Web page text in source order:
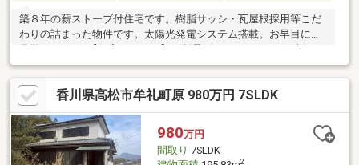
築８年の薪ストーブ付住宅です。樹脂サッシ・瓦屋根採用等こだ
わりの詰まった物件です。太陽光発電システム搭載。お早目にご
ール樹脂サッシ採用・瓦屋根仕様（スーパーセラブライト）・外
壁材（ＫＭＥＷ製 光セラ）採用・太陽光発電システム（パナソ
ニック製３．９２ｋｗ）・リビング薪ストーブ（上階主寝室に煙
突あり）・玄関ドア スマートドア仕様・玄関・パントリーＲ壁
仕様とこだわりのある物件です。
香川県高松市牟礼町原 980万円 7SLDK
980万円
間取り 7SLDK
2